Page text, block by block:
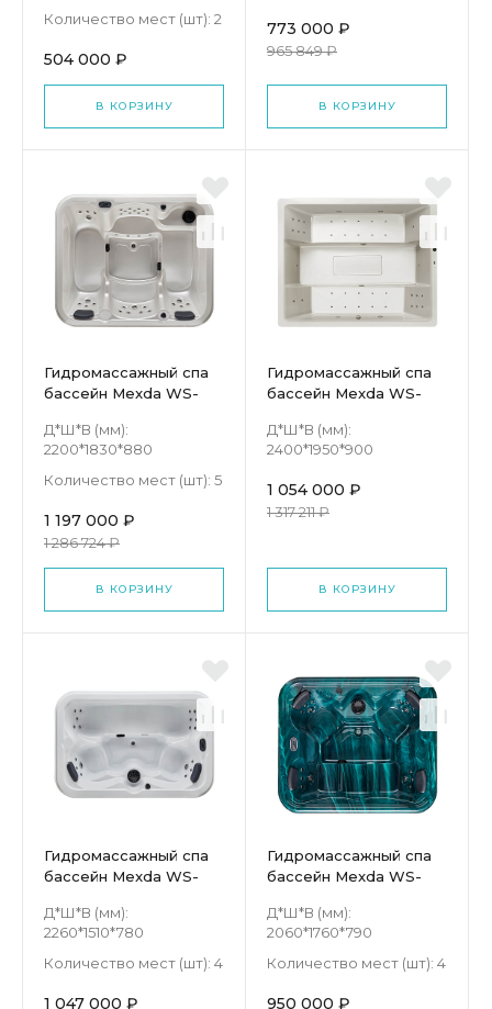
Количество мест (шт): 2
504 000 ₽
В КОРЗИНУ
773 000 ₽
965 849 ₽
В КОРЗИНУ
Гидромассажный спа
бассейн Mexda WS-
Д*Ш*В (мм):
2200*1830*880
Количество мест (шт): 5
1 197 000 ₽
1 286 724 ₽
В КОРЗИНУ
Гидромассажный спа
бассейн Mexda WS-
Д*Ш*В (мм):
2400*1950*900
1 054 000 ₽
1 317 211 ₽
В КОРЗИНУ
Гидромассажный спа
бассейн Mexda WS-
Д*Ш*В (мм):
2260*1510*780
Количество мест (шт): 4
1 047 000 ₽
Гидромассажный спа
бассейн Mexda WS-
Д*Ш*В (мм):
2060*1760*790
Количество мест (шт): 4
950 000 ₽